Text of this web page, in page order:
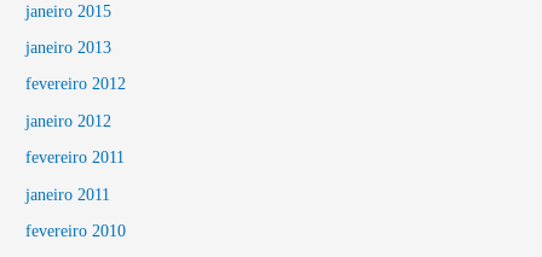
janeiro 2015
janeiro 2013
fevereiro 2012
janeiro 2012
fevereiro 2011
janeiro 2011
fevereiro 2010